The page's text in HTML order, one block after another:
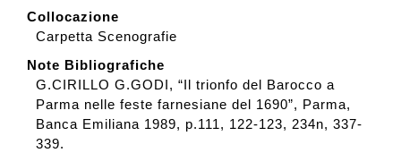
Collocazione
Carpetta Scenografie
Note Bibliografiche
G.CIRILLO G.GODI, “Il trionfo del Barocco a
Parma nelle feste farnesiane del 1690”, Parma,
Banca Emiliana 1989, p.111, 122-123, 234n, 337-
339.